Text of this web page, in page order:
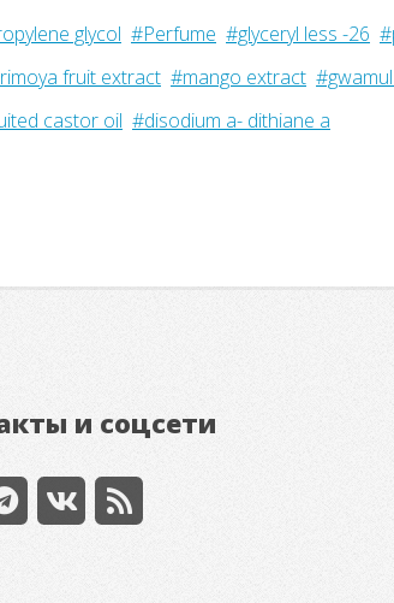
glycol #Perfume #glyceryl less -26
fruit extract #mango extract
castor oil #disodium a- dithiane a
и соцсети